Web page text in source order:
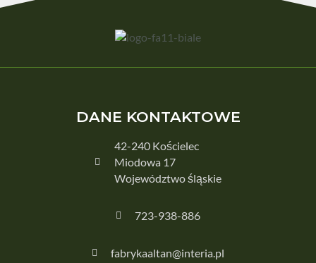
DANE KONTAKTOWE
42-240 Kościelec
Miodowa 17
Województwo śląskie
723-938-886
fabrykaaltan@interia.pl